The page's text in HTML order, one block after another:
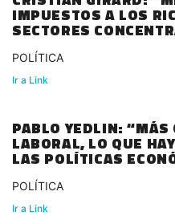
IMPUESTOS A LOS
SECTORES
POLÍTICA
Ir a Link
PABLO YEDLIN: “MÁS
LABORAL, LO QUE
LAS POLÍTICAS
POLÍTICA
Ir a Link